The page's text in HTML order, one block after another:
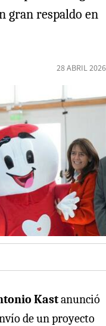
gran respaldo en
28 ABRIL 2026
Kastanunció
de un proyecto